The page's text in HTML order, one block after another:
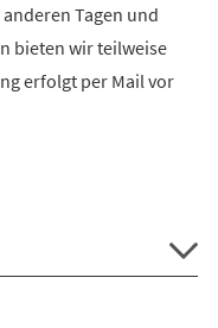
Tagen und
bieten wir teilweise
erfolgt per Mail vor